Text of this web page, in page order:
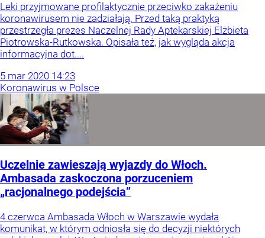
Leki przyjmowane profilaktycznie przeciwko zakażeniu
koronawirusem nie zadziałają. Przed taką praktyką
przestrzegła prezes Naczelnej Rady Aptekarskiej Elżbieta
Piotrowska-Rutkowska. Opisała też, jak wygląda akcja
informacyjna dot....
5 mar 2020 14:23
Koronawirus w Polsce
Uczelnie zawieszają wyjazdy do Włoch.
Ambasada zaskoczona porzuceniem
„racjonalnego podejścia”
4 czerwca Ambasada Włoch w Warszawie wydała
komunikat, w którym odniosła się do decyzji niektórych